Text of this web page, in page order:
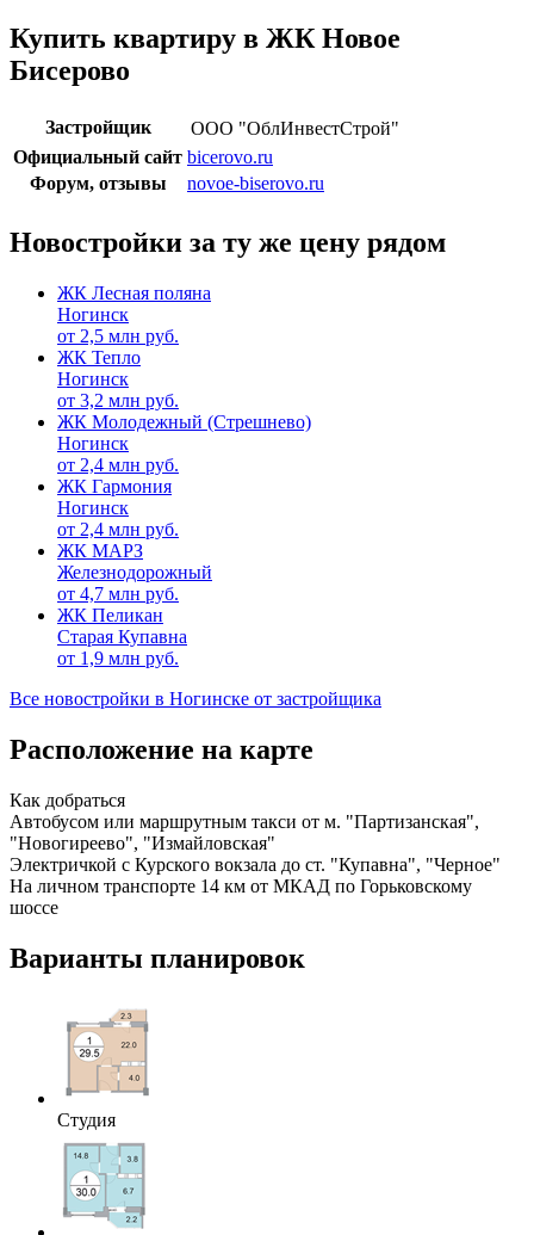
Купить квартиру в ЖК Новое
Бисерово
Застройщик
ООО "ОблИнвестСтрой"
Официальный сайт bicerovo.ru
Форум, отзывы
novoe-biserovo.ru
Новостройки за ту же цену рядом
ЖК Лесная поляна
Ногинск
от 2,5 млн руб.
ЖК Тепло
Ногинск
от 3,2 млн руб.
ЖК Молодежный (Стрешнево)
Ногинск
от 2,4 млн руб.
ЖК Гармония
Ногинск
от 2,4 млн руб.
ЖК МАРЗ
Железнодорожный
от 4,7 млн руб.
ЖК Пеликан
Старая Купавна
от 1,9 млн руб.
Все новостройки в Ногинске от застройщика
Расположение на карте
Как добраться
Автобусом или маршрутным такси от м. "Партизанская",
"Новогиреево", "Измайловская"
Электричкой с Курского вокзала до ст. "Купавна", "Черное"
На личном транспорте 14 км от МКАД по Горьковскому
шоссе
Варианты планировок
Студия